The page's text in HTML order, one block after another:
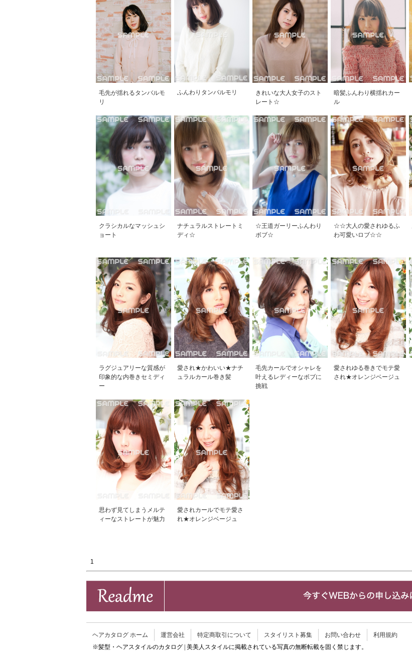
毛先が揺れるタンバルモ
リ
ふんわりタンバルモリ
きれいな大人女子のスト
レート☆
暗髪ふんわり横揺れカー
ル
クラシカルなマッシュシ
ョート
ナチュラルストレートミ
ディ☆
☆王道ガーリーふんわり
ボブ☆
☆☆大人の愛されゆるふ
わ可愛いロブ☆☆
ラグジュアリーな質感が
印象的な内巻きセミディ
ー
愛され★かわいい★ナチ
ュラルカール巻き髪
毛先カールでオシャレを
叶えるレディーなボブに
挑戦
愛されゆる巻きでモテ愛
され★オレンジベージュ
思わず見てしまうメルテ
ィーなストレートが魅力
愛されカールでモテ愛さ
れ★オレンジベージュ
1
ヘアカタログ ホーム 運営会社 特定商取引について スタイリスト募集 お問い合わせ
利用規約
※髪型・ヘアスタイルのカタログ | 美美人スタイルに掲載されている写真の無断転載を固く禁じます。